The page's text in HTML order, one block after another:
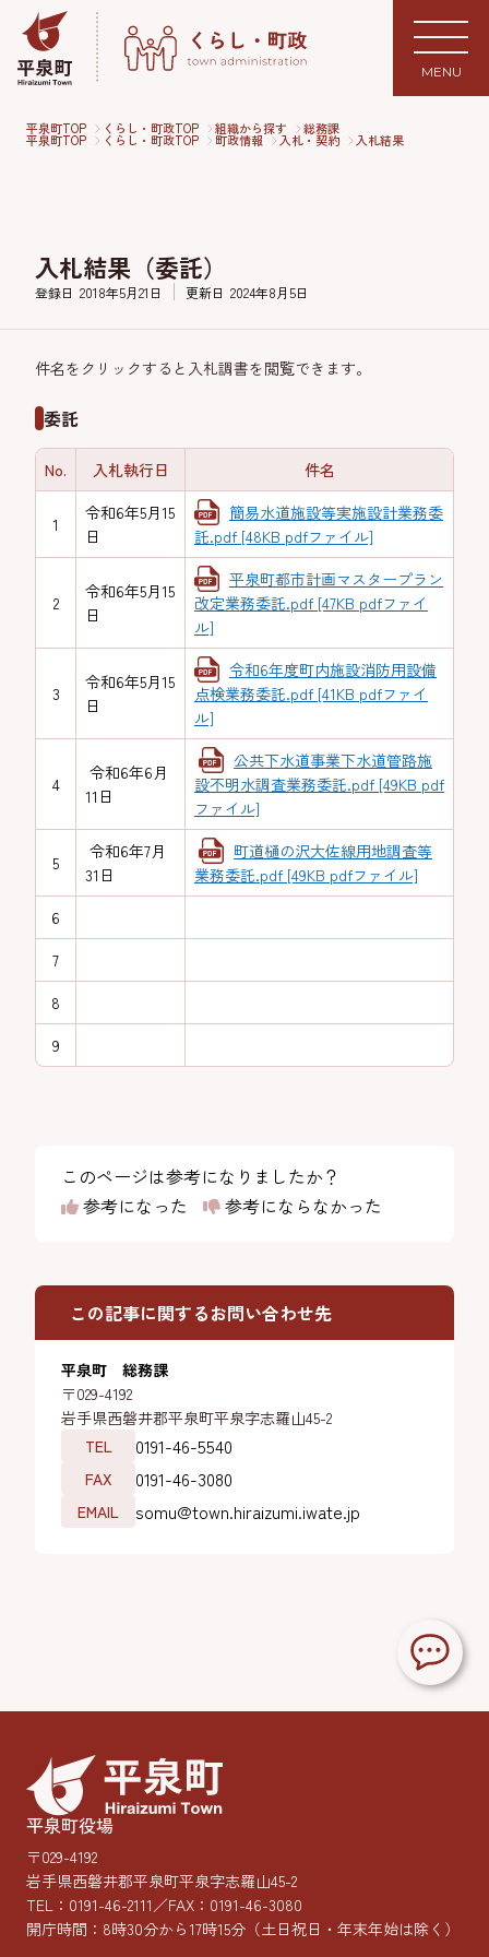
MENU
平泉町TOP くらし・町政TOP 組織から探す 総務課
平泉町TOP くらし・町政TOP 町政情報 入札・契約 入札結果
入札結果（委託）
登録日 2018年5月21日 更新日 2024年8月5日
件名をクリックすると入札調書を閲覧できます。
委託
No. 入札執行日 件名
1
令和6年5月15
日
簡易水道施設等実施設計業務委
託.pdf [48KB pdfファイル]
2
令和6年5月15
日
平泉町都市計画マスタープラン
改定業務委託.pdf [47KB pdfファイ
ル]
3
令和6年5月15
日
令和6年度町内施設消防用設備
点検業務委託.pdf [41KB pdfファイ
ル]
4
令和6年6月
11日
公共下水道事業下水道管路施
設不明水調査業務委託.pdf [49KB pdf
ファイル]
5
令和6年7月
31日
町道樋の沢大佐線用地調査等
業務委託.pdf [49KB pdfファイル]
6
7
8
9
このページは参考になりましたか？
参考になった
参考にならなかった
この記事に関するお問い合わせ先
平泉町 総務課
〒029-4192
岩手県西磐井郡平泉町平泉字志羅山45-2
TEL
0191-46-5540
FAX 0191-46-3080
EMAIL somu@town.hiraizumi.iwate.jp
平泉町役場
〒029-4192
岩手県西磐井郡平泉町平泉字志羅山45-2
TEL： 0191-46-2111／FAX：0191-46-3080
開庁時間：8時30分から17時15分 （土日祝日・年末年始は除く）